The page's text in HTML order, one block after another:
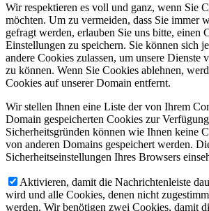
Wir respektieren es voll und ganz, wenn Sie
möchten. Um zu vermeiden, dass Sie immer
gefragt werden, erlauben Sie uns bitte, einen
Einstellungen zu speichern. Sie können sich
andere Cookies zulassen, um unsere Dienste
zu können. Wenn Sie Cookies ablehnen,
Cookies auf unserer Domain entfernt.
Wir stellen Ihnen eine Liste der von Ihrem
Domain gespeicherten Cookies zur
Sicherheitsgründen können wie Ihnen keine
von anderen Domains gespeichert werden.
Sicherheitseinstellungen Ihres Browsers
Aktivieren, damit die Nachrichtenleiste
wird und alle Cookies, denen nicht
werden. Wir benötigen zwei Cookies, damit